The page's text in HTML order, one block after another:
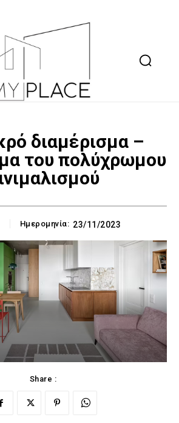
διαμέρισμα –
του πολύχρωμου
Ημερομηνία: 23/11/2023
Share :